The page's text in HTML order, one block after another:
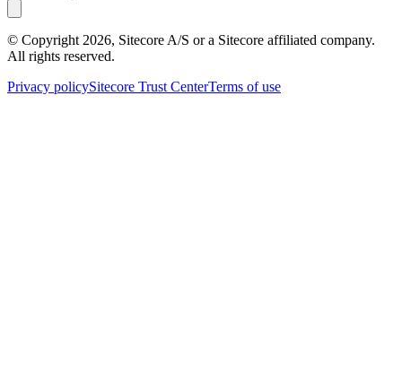
© Copyright2026, Sitecore A/S or a Sitecore affiliated company.
All rights reserved.
Privacy policySitecore Trust CenterTerms of use